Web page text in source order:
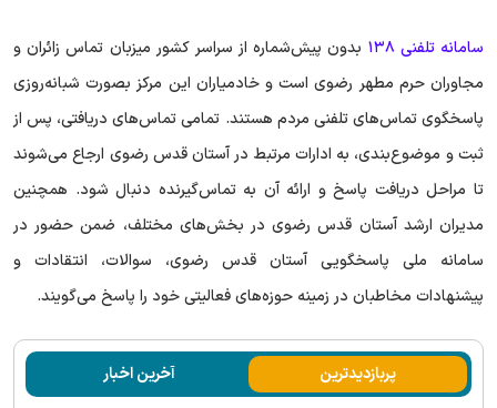
سامانه تلفنی ۱۳۸
بدون پیش‌شماره از سراسر کشور میزبان تماس زائران و
مجاوران حرم مطهر رضوی است و خادمیاران این مرکز بصورت شبانه‌روزی
پاسخگوی تماس‌های تلفنی مردم هستند. تمامی تماس‌های دریافتی، پس از
ثبت و موضوع‌بندی، به ادارات مرتبط در آستان قدس رضوی ارجاع می‌شوند
تا مراحل دریافت پاسخ و ارائه آن به تماس‌گیرنده دنبال شود. همچنین
مدیران ارشد آستان قدس رضوی در بخش‌های مختلف، ضمن حضور در
سامانه ملی پاسخگویی آستان قدس رضوی، سوالات، انتقادات و
پیشنهادات مخاطبان در زمینه حوزه‌های فعالیتی خود را پاسخ می‌گویند.
پربازدیدترین آخرین اخبار